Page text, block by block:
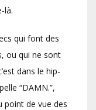
là.
qui font des
ou qui ne sont
dans le hip-
“DAMN.”,
point de vue des